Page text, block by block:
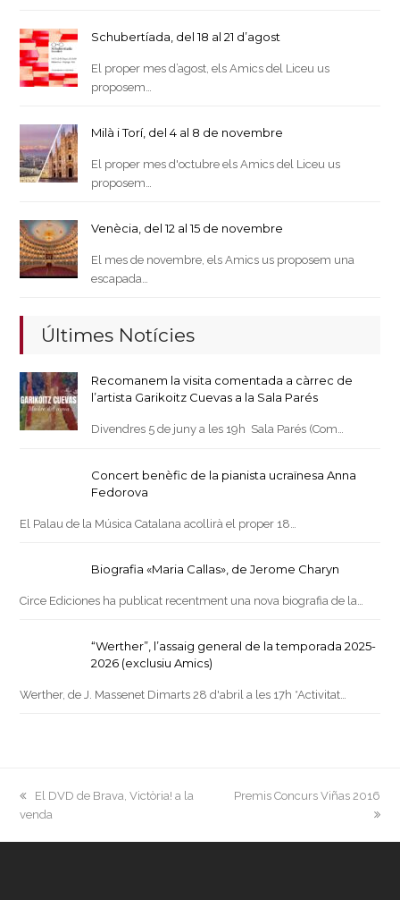
Schubertíada, del 18 al 21 d’agost
El proper mes d’agost, els Amics del Liceu us
proposem…
Milà i Torí, del 4 al 8 de novembre
El proper mes d'octubre els Amics del Liceu us
proposem…
Venècia, del 12 al 15 de novembre
El mes de novembre, els Amics us proposem una
escapada…
Últimes Notícies
Recomanem la visita comentada a càrrec de
l’artista Garikoitz Cuevas a la Sala Parés
Divendres 5 de juny a les 19h Sala Parés (Com…
Concert benèfic de la pianista ucraïnesa Anna
Fedorova
El Palau de la Música Catalana acollirà el proper 18…
Biografia «Maria Callas», de Jerome Charyn
Circe Ediciones ha publicat recentment una nova biografia de la…
“Werther”, l’assaig general de la temporada 2025-
2026 (exclusiu Amics)
Werther, de J. Massenet Dimarts 28 d'abril a les 17h *Activitat…
previous
post:
El DVD de Brava, Victòria! a la
venda
next
Premis Concurs Viñas 2016